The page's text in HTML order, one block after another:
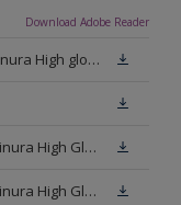
Download Adobe Reader
Technisch Informatieblad Rubbol Finura High gloss (PDF)
Veiligheidsinformatieblad Rubbol Finura High Gloss W05 (MSDS)
Veiligheidsinformatieblad Rubbol Finura High Gloss White (MSDS)